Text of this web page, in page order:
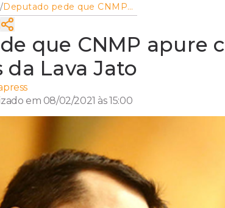
/Deputado pede que CNMP
apure conduta de
procuradores da Lava Jato
que CNMP apure
Lava Jato
em 08/02/2021 às 15:00